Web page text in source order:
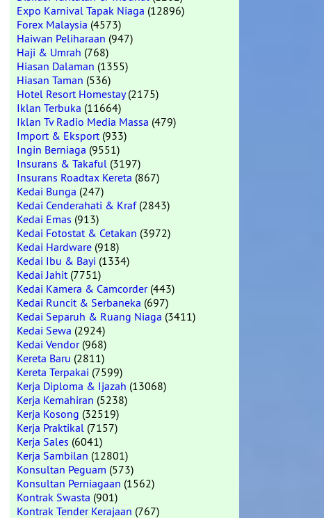
Expo Karnival Tapak Niaga (12896)
Forex Malaysia (4573)
Haiwan Peliharaan (947)
Haji & Umrah (768)
Hiasan Dalaman (1355)
Hiasan Taman (536)
Hotel Resort Homestay(2175)
Iklan Terbuka (11664)
Iklan Tv Radio Media Massa (479)
Import & Eksport(933)
Ingin Berniaga (9551)
Insurans & Takaful (3197)
Insurans Roadtax Kereta (867)
Kedai Bunga (247)
Kedai Cenderahati & Kraf(2843)
Kedai Emas (913)
Kedai Fotostat & Cetakan (3972)
Kedai Hardware (918)
Kedai Ibu & Bayi (1334)
Kedai Jahit(7751)
Kedai Kamera & Camcorder(443)
Kedai Runcit & Serbaneka (697)
Kedai Separuh & Ruang Niaga (3411)
Kedai Sewa (2924)
Kedai Vendor(968)
Kereta Baru (2811)
Kereta Terpakai (7599)
Kerja Diploma & Ijazah (13068)
Kerja Kemahiran (5238)
Kerja Kosong (32519)
Kerja Praktikal (7157)
Kerja Sales (6041)
Kerja Sambilan (12801)
Konsultan Peguam (573)
Konsultan Perniagaan (1562)
Kontrak Swasta (901)
Kontrak Tender Kerajaan (767)